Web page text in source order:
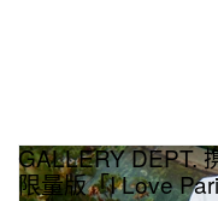
GALLERY DEPT.
限量版「I Love